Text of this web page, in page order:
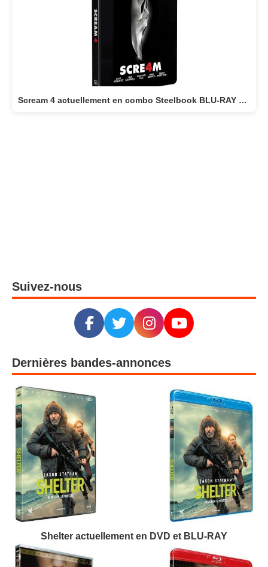
Scream 4 actuellement en combo Steelbook BLU-RAY 4K + BLU-RAY
Suivez-nous
Dernières bandes-annonces
Shelter actuellement en DVD et BLU-RAY